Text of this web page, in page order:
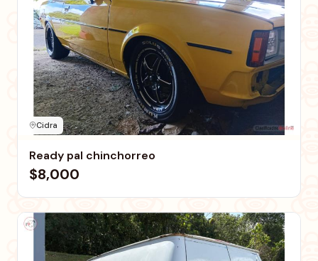
Cidra
Ready pal chinchorreo
$8,000